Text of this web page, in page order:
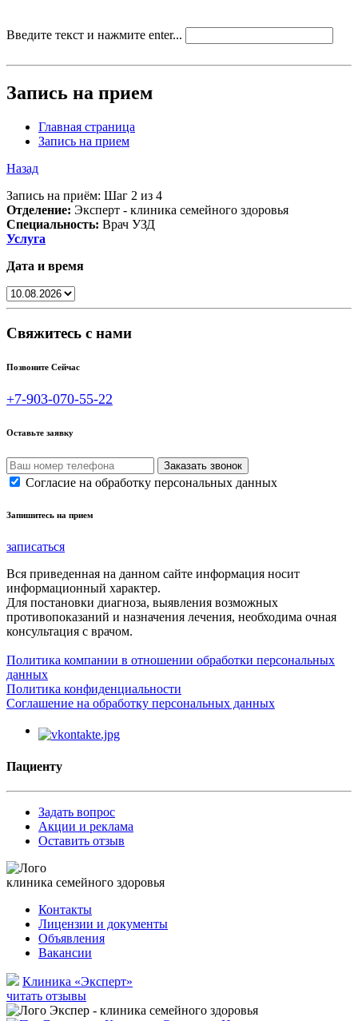
Введите текст и нажмите enter...
Запись на прием
Главная страница
Запись на прием
Назад
Запись на приём: Шаг 2 из 4
Отделение: Эксперт - клиника семейного здоровья
Специальность: Врач УЗД
Услуга
Дата и время
Свяжитесь с нами
Позвоните Сейчас
+7-903-070-55-22
Оставьте заявку
Согласие на обработку персональных данных
Запишитесь на прием
записаться
Вся приведенная на данном сайте информация носит
информационный характер.
Для постановки диагноза, выявления возможных
противопоказаний и назначения лечения, необходима очная
консультация с врачом.
Политика компании в отношении обработки персональных
данных
Политика конфиденциальности
Соглашение на обработку персональных данных
Пациенту
Задать вопрос
Акции и реклама
Оставить отзыв
клиника семейного здоровья
Контакты
Лицензии и документы
Объявления
Вакансии
Клиника «Эксперт»
читать отзывы